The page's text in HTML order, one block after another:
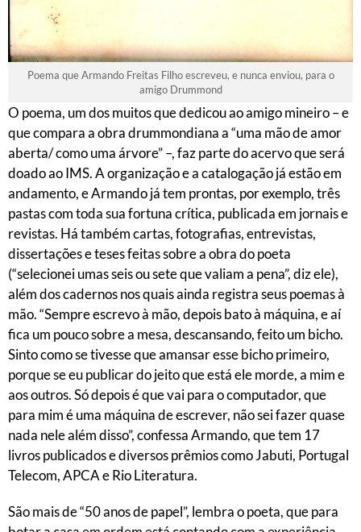
Poema que Armando Freitas Filho escreveu, e nunca enviou, para o
amigo Drummond
O poema, um dos muitos que dedicou ao amigo mineiro – e
que compara a obra drummondiana a “uma mão de amor
aberta/ como uma árvore” –, faz parte do acervo que será
doado ao IMS. A organização e a catalogação já estão em
andamento, e Armando já tem prontas, por exemplo, três
pastas com toda sua fortuna crítica, publicada em jornais e
revistas. Há também cartas, fotografias, entrevistas,
dissertações e teses feitas sobre a obra do poeta
(“selecionei umas seis ou sete que valiam a pena”, diz ele),
além dos cadernos nos quais ainda registra seus poemas à
mão. “Sempre escrevo à mão, depois bato à máquina, e aí
fica um pouco sobre a mesa, descansando, feito um bicho.
Sinto como se tivesse que amansar esse bicho primeiro,
porque se eu publicar do jeito que está ele morde, a mim e
aos outros. Só depois é que vai para o computador, que
para mim é uma máquina de escrever, não sei fazer quase
nada nele além disso”, confessa Armando, que tem 17
livros publicados e diversos prêmios como Jabuti, Portugal
Telecom, APCA e Rio Literatura.
São mais de “50 anos de papel”, lembra o poeta, que para